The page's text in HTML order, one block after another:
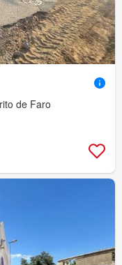
de Faro